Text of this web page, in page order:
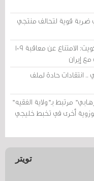
ضربة قوية لتحالف منتجي
محكمة «أمن الدولة» في الكويت: الامتناع عن معاقبة 109
انتقادات حادة لملف
مرتبط بـ"ولاية الفقيه"
أخرى في تخبط خليجي
تويتر